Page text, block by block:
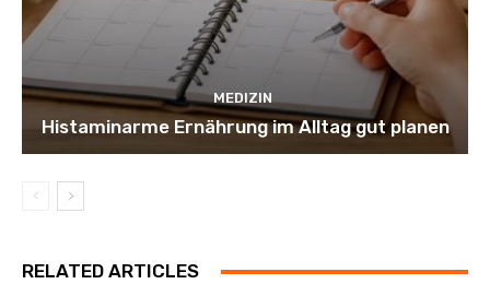
MEDIZIN
Histaminarme Ernährung im Alltag gut planen
RELATED ARTICLES